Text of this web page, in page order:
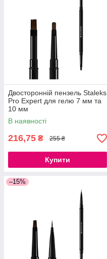
Двосторонній пензель Staleks
Pro Expert для гелю 7 мм та
10 мм
В наявності
216,75 ₴ 255 ₴
Купити
–15%